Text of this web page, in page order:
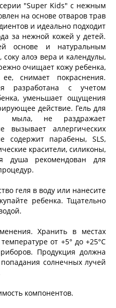
"Super Kids" с нежным
на основе отваров трав
и идеально подходит
за нежной кожей у детей.
основе и натуральным
алоэ вера и календулы,
очищает кожу ребенка,
снимает покраснения.
разработана с учетом
уменьшает ощущения
действие. Гель для
мыла, не раздражает
вызывает аллергических
содержит парабены, SLS,
красители, силиконы,
душа рекомендован для
геля в воду или нанесите
ребенка. Тщательно
Хранить в местах
от +5° до +25°С
Продукция должна
солнечных лучей
компонентов.